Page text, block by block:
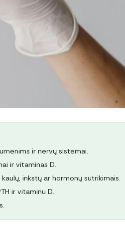
ir nervų sistemai.
ir vitaminas D.
inkstų ar hormonų sutrikimais.
ir vitaminu D.